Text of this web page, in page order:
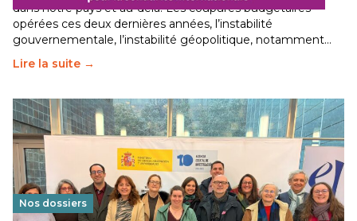
dans notre pays et au-delà. Les coupures budgétaires
opérées ces deux dernières années, l’instabilité
gouvernementale, l’instabilité géopolitique, notamment…
Lire la suite →
Nos dossiers